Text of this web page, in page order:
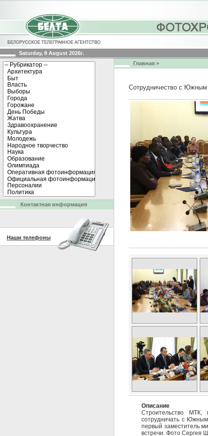
Saturday, 8 August 2026г.
Главная >
Сотрудничество с Южным
Описание
Строительство МТК,
сотрудничать с
первый заместитель
встречи. Фото Сергея
Контактная информация
Наши телефоны